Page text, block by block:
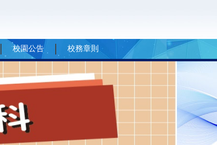
校園公告 校務章則